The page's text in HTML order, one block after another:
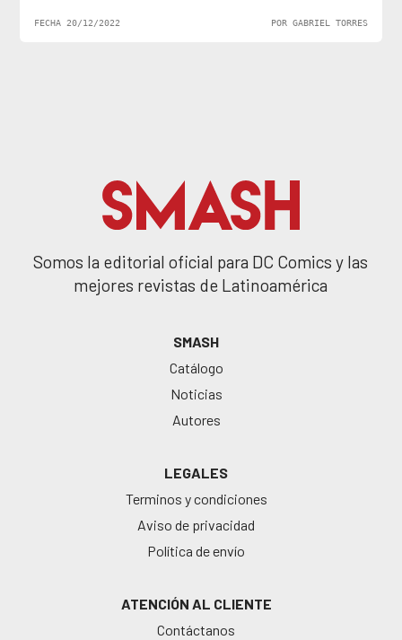
FECHA 20/12/2022 POR GABRIEL TORRES
Somos la editorial oficial para DC Comics y las
mejores revistas de Latinoamérica
SMASH
Catálogo
Noticias
Autores
LEGALES
Terminos y condiciones
Aviso de privacidad
Política de envío
ATENCIÓN AL CLIENTE
Contáctanos